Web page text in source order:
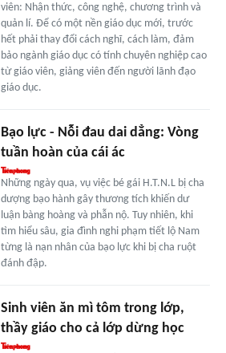
viên: Nhận thức, công nghệ, chương trình và
quản lí. Để có một nền giáo dục mới, trước
hết phải thay đổi cách nghĩ, cách làm, đảm
bảo ngành giáo dục có tính chuyên nghiệp cao
từ giáo viên, giảng viên đến người lãnh đạo
giáo dục.
Bạo lực - Nỗi đau dai dẳng: Vòng
tuần hoàn của cái ác
Những ngày qua, vụ việc bé gái H.T.N.L bị cha
dượng bạo hành gây thương tích khiến dư
luận bàng hoàng và phẫn nộ. Tuy nhiên, khi
tìm hiểu sâu, gia đình nghi phạm tiết lộ Nam
từng là nạn nhân của bạo lực khi bị cha ruột
đánh đập.
Sinh viên ăn mì tôm trong lớp,
thầy giáo cho cả lớp dừng học